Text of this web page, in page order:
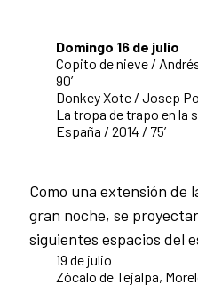
Domingo 16 de julio
Copito de nieve /
90’
Donkey Xote / Josep
La tropa de trapo en la
España / 2014 / 75’
Como una extensión de
gran noche, se
siguientes espacios del
19 de julio
Zócalo de Tejalpa,